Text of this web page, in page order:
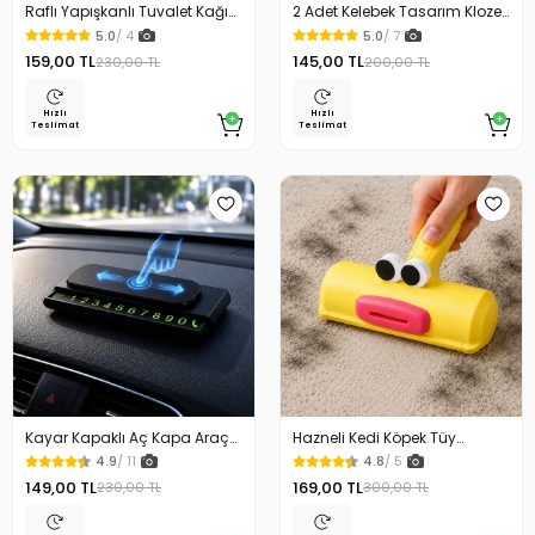
Raflı Yapışkanlı Tuvalet Kağıdı
Askılığı
5.0/ 4
159,00 TL230,00 TL
Hızlı
Teslimat
2 Adet Kelebek Tasarım Klozet
Kaldırma Aparatı Gold Renk
5.0/ 7
145,00 TL200,00 TL
Hızlı
Teslimat
Kayar Kapaklı Aç Kapa Araç
Torpido Üstü Fosforlu
Numaratör Park Numaratörü
4.9/ 11
149,00 TL230,00 TL
Hazneli Kedi Köpek Tüy
Temizleyici Kıl Toplayıcı Ördek
Tasarımlı
4.8/ 5
169,00 TL300,00 TL